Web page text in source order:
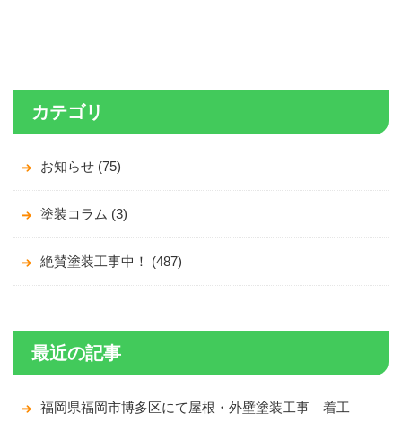
カテゴリ
お知らせ (75)
塗装コラム (3)
絶賛塗装工事中！ (487)
最近の記事
福岡県福岡市博多区にて屋根・外壁塗装工事 着工